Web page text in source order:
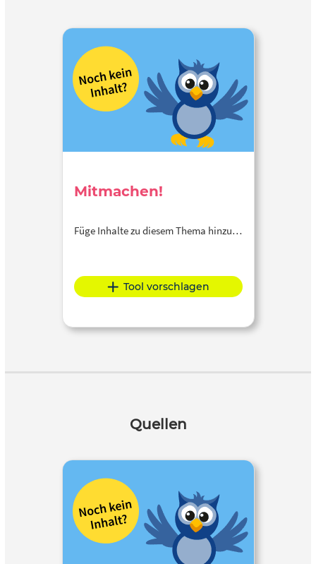
Mitmachen!
Füge Inhalte zu diesem Thema hinzu…
Tool vorschlagen
Quellen